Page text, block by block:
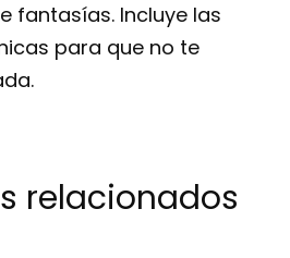
fantasías. Incluye las
para que no te
relacionados